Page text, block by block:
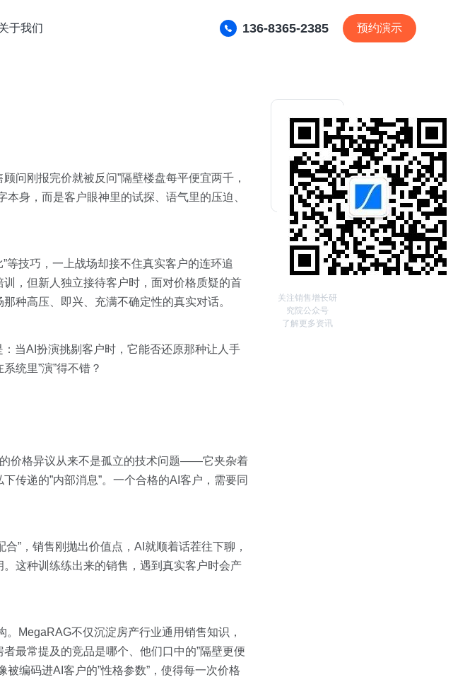
于我们 136-8365-2385 预约演示
问刚报完价就被反问”隔壁楼盘每平便宜两千，
身，而是客户眼神里的试探、语气里的压迫、
等技巧，一上战场却接不住真实客户的连环追
，但新人独立接待客户时，面对价格质疑的首
种高压、即兴、充满不确定性的真实对话。
当AI扮演挑剔客户时，它能否还原那种让人手
统里”演”得不错？
的价格异议从来不是孤立的技术问题——它夹杂着
传递的”内部消息”。一个合格的AI客户，需要同
”，销售刚抛出价值点，AI就顺着话茬往下聊，
这种训练练出来的销售，遇到真实客户时会产
MegaRAG不仅沉淀房产行业通用销售知识，
最常提及的竞品是哪个、他们口中的”隔壁更便
编码进AI客户的”性格参数”，使得每一次价格
关注销售增长研
究院公众号
了解更多资讯